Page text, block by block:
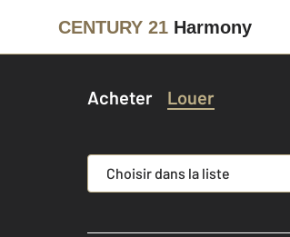
CENTURY 21 Harmony
Acheter Louer
Choisir dans la liste